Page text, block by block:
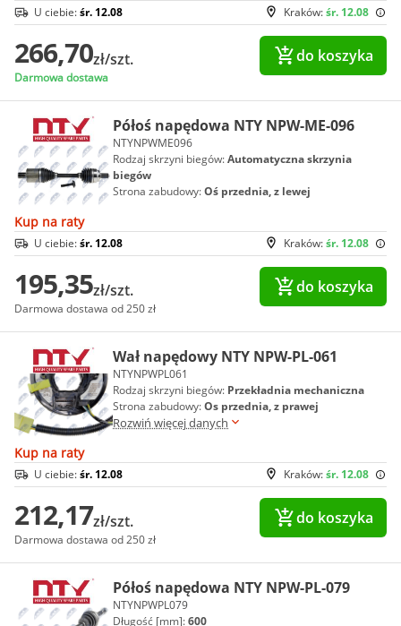
Kraków:śr. 12.08
U ciebie:śr. 12.08
266,70zł/szt.
Darmowa dostawa
do koszyka
Półoś napędowa NTY NPW-ME-096
NTYNPWME096
Rodzaj skrzyni biegów:Automatyczna skrzynia
biegów
Strona zabudowy:Oś przednia, z lewej
Kup na raty
Kraków:śr. 12.08
U ciebie:śr. 12.08
195,35zł/szt.
Darmowa dostawa od 250 zł
do koszyka
Wał napędowy NTY NPW-PL-061
NTYNPWPL061
Rodzaj skrzyni biegów: Przekładnia mechaniczna
Strona zabudowy:Os przednia, z prawej
Rozwiń więcej danych
Kup na raty
Kraków:śr. 12.08
U ciebie:śr. 12.08
212,17zł/szt.
Darmowa dostawa od 250 zł
do koszyka
Półoś napędowa NTY NPW-PL-079
NTYNPWPL079
Długość [mm]:600